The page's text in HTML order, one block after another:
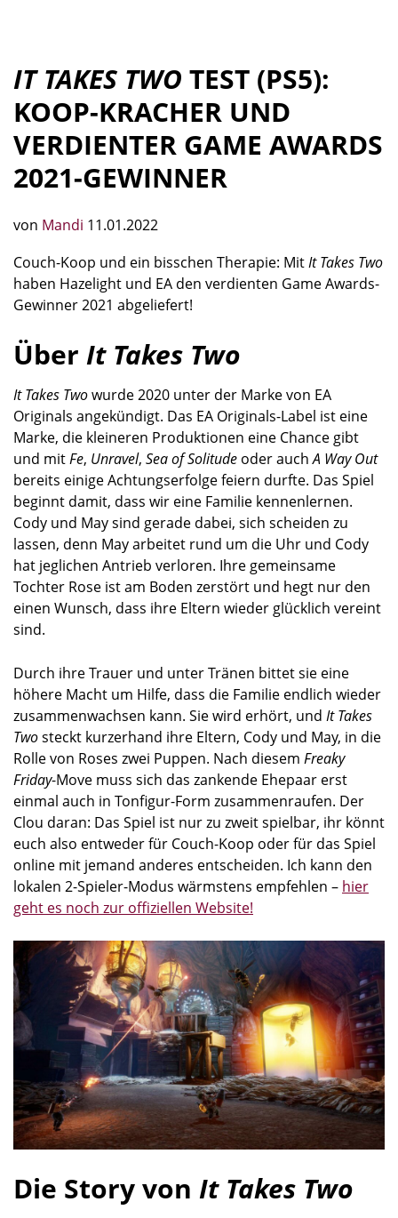
IT TAKES TWO TEST (PS5):
KOOP-KRACHER UND
VERDIENTER GAME AWARDS
2021-GEWINNER
von Mandi 11.01.2022
Couch-Koop und ein bisschen Therapie: MitIt Takes Two
haben Hazelight und EA den verdienten Game Awards-
Gewinner 2021 abgeliefert!
Über It Takes Two
It Takes Twowurde 2020 unter der Marke von EA
Originals angekündigt. Das EA Originals-Label ist eine
Marke, die kleineren Produktionen eine Chance gibt
und mitFe, Unravel, Sea of Solitude oder auchA Way Out
bereits einige Achtungserfolge feiern durfte. Das Spiel
beginnt damit, dass wir eine Familie kennenlernen.
Cody und May sind gerade dabei, sich scheiden zu
lassen, denn May arbeitet rund um die Uhr und Cody
hat jeglichen Antrieb verloren. Ihre gemeinsame
Tochter Rose ist am Boden zerstört und hegt nur den
einen Wunsch, dass ihre Eltern wieder glücklich vereint
sind.
Durch ihre Trauer und unter Tränen bittet sie eine
höhere Macht um Hilfe, dass die Familie endlich wieder
zusammenwachsen kann. Sie wird erhört, und It Takes
Twosteckt kurzerhand ihre Eltern, Cody und May, in die
Rolle von Roses zwei Puppen. Nach diesem Freaky
Friday-Move muss sich das zankende Ehepaar erst
einmal auch in Tonfigur-Form zusammenraufen. Der
Clou daran: Das Spiel ist nur zu zweit spielbar, ihr könnt
euch also entweder für Couch-Koop oder für das Spiel
online mit jemand anderes entscheiden. Ich kann den
lokalen 2-Spieler-Modus wärmstens empfehlen – hier
geht es noch zur offiziellen Website!
Die Story von It Takes Two